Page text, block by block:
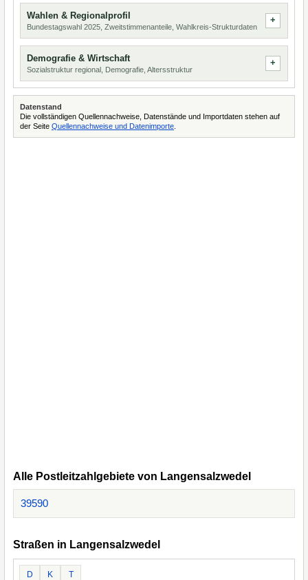
Wahlen & Regionalprofil
Bundestagswahl 2025, Zweitstimmenanteile, Wahlkreis-Strukturdaten
Demografie & Wirtschaft
Sozialstruktur regional, Demografie, Altersstruktur
Datenstand
Die vollständigen Quellennachweise, Datenstände und Importdaten stehen auf
der Seite Quellennachweise und Datenimporte
Alle Postleitzahlgebiete von Langensalzwedel
39590
Straßen in Langensalzwedel
D K T